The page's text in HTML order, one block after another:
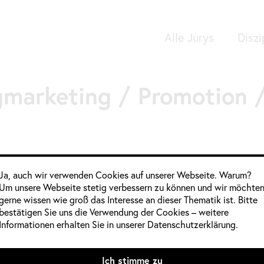
Alle Jurys
/
Informationen
Jahrgang:2020,2020 / 2021
Kategorie:Deutschland,
auch wir verwenden Cookies auf unserer Webseite. Warum?
unsere Webseite stetig verbessern zu können und wir möchten
wissen wie groß das Interesse an dieser Thematik ist. Bitte
Sie uns die Verwendung der Cookies – weitere
erhalten Sie in unserer Datenschutzerklärung.
Ich stimme zu